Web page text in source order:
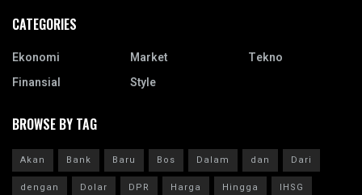
CATEGORIES
Ekonomi
Finansial
Market
Style
Tekno
BROWSE BY TAG
Akan Bank Baru Bos Dalam dan
Dari
dengan
Dolar DPR Harga Hingga IHSG